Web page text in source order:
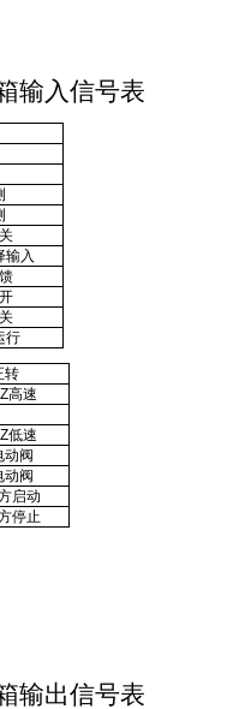
输入信号表
输入
行
转
高速
转
低速
动阀
动阀
启动
停止
输出信号表